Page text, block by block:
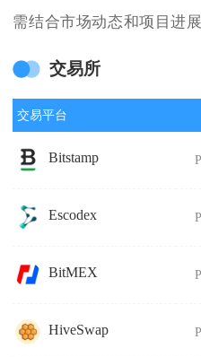
需结合市场动态和项目进展
交易所
交易平台
Bitstamp
Escodex
BitMEX
HiveSwap